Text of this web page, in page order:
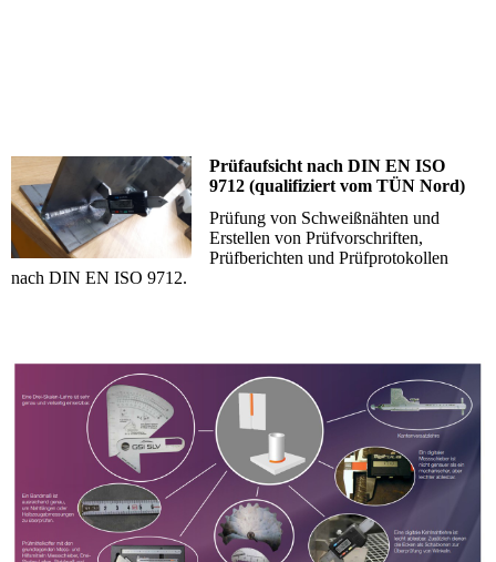
Prüfaufsicht nach DIN EN ISO
9712 (qualifiziert vom TÜN Nord)
Prüfung von Schweißnähten und
Erstellen von Prüfvorschriften,
Prüfberichten und Prüfprotokollen
nach DIN EN ISO 9712.